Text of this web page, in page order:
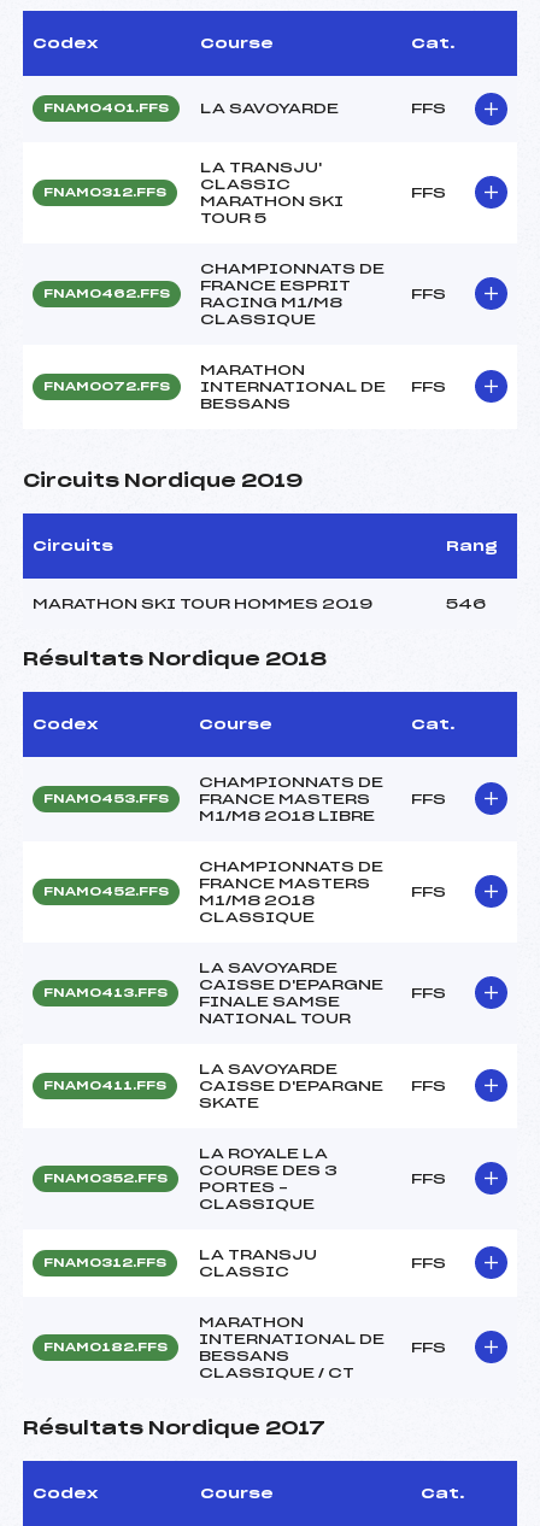
Codex Course Cat.
FNAM0401.FFS LA SAVOYARDE FFS
FNAM0312.FFS
LA TRANSJU'
CLASSIC
MARATHON SKI
TOUR 5
FFS
FNAM0462.FFS
CHAMPIONNATS DE
FRANCE ESPRIT
RACING M1/M8
CLASSIQUE
FFS
FNAM0072.FFS
MARATHON
INTERNATIONAL DE
BESSANS
FFS
Circuits Nordique 2019
Circuits Rang
MARATHON SKI TOUR HOMMES 2019 546
Résultats Nordique 2018
Codex Course Cat.
FNAM0453.FFS
CHAMPIONNATS DE
FRANCE MASTERS
M1/M8 2018 LIBRE
FFS
FNAM0452.FFS
CHAMPIONNATS DE
FRANCE MASTERS
M1/M8 2018
CLASSIQUE
FFS
FNAM0413.FFS
LA SAVOYARDE
CAISSE D'EPARGNE
FINALE SAMSE
NATIONAL TOUR
FFS
FNAM0411.FFS
LA SAVOYARDE
CAISSE D'EPARGNE
SKATE
FFS
FNAM0352.FFS
LA ROYALE LA
COURSE DES 3
PORTES –
CLASSIQUE
FFS
FNAM0312.FFS
LA TRANSJU
CLASSIC
FFS
FNAM0182.FFS
MARATHON
INTERNATIONAL DE
BESSANS
CLASSIQUE / CT
FFS
Résultats Nordique 2017
Codex Course Cat.